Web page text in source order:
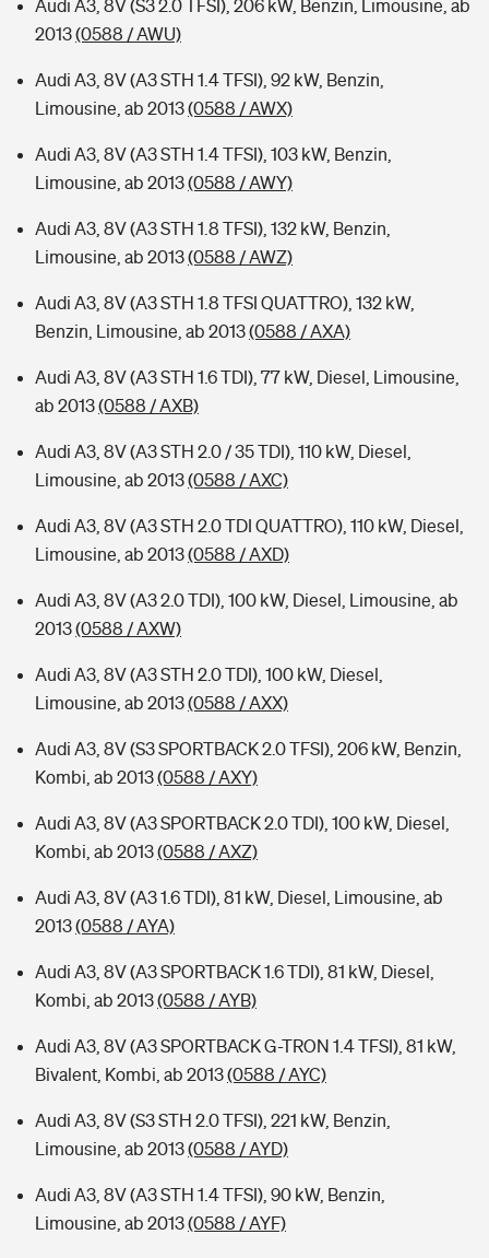
Audi A3, 8V (S3 2.0 TFSI), 206 kW, Benzin, Limousine, ab
2013(0588 / AWU)
Audi A3, 8V (A3 STH 1.4 TFSI), 92 kW, Benzin,
Limousine, ab 2013(0588 / AWX)
Audi A3, 8V (A3 STH 1.4 TFSI), 103 kW, Benzin,
Limousine, ab 2013(0588 / AWY)
Audi A3, 8V (A3 STH 1.8 TFSI), 132 kW, Benzin,
Limousine, ab 2013(0588 / AWZ)
Audi A3, 8V (A3 STH 1.8 TFSI QUATTRO), 132 kW,
Benzin, Limousine, ab 2013(0588 / AXA)
Audi A3, 8V (A3 STH 1.6 TDI), 77 kW, Diesel, Limousine,
ab 2013(0588 / AXB)
Audi A3, 8V (A3 STH 2.0 / 35 TDI), 110 kW, Diesel,
Limousine, ab 2013(0588 / AXC)
Audi A3, 8V (A3 STH 2.0 TDI QUATTRO), 110 kW, Diesel,
Limousine, ab 2013(0588 / AXD)
Audi A3, 8V (A3 2.0 TDI), 100 kW, Diesel, Limousine, ab
2013(0588 / AXW)
Audi A3, 8V (A3 STH 2.0 TDI), 100 kW, Diesel,
Limousine, ab 2013(0588 / AXX)
Audi A3, 8V (S3 SPORTBACK 2.0 TFSI), 206 kW, Benzin,
Kombi, ab 2013(0588 / AXY)
Audi A3, 8V (A3 SPORTBACK 2.0 TDI), 100 kW, Diesel,
Kombi, ab 2013(0588 / AXZ)
Audi A3, 8V (A3 1.6 TDI), 81 kW, Diesel, Limousine, ab
2013(0588 / AYA)
Audi A3, 8V (A3 SPORTBACK 1.6 TDI), 81 kW, Diesel,
Kombi, ab 2013(0588 / AYB)
Audi A3, 8V (A3 SPORTBACK G-TRON 1.4 TFSI), 81 kW,
Bivalent, Kombi, ab 2013(0588 / AYC)
Audi A3, 8V (S3 STH 2.0 TFSI), 221 kW, Benzin,
Limousine, ab 2013(0588 / AYD)
Audi A3, 8V (A3 STH 1.4 TFSI), 90 kW, Benzin,
Limousine, ab 2013(0588 / AYF)